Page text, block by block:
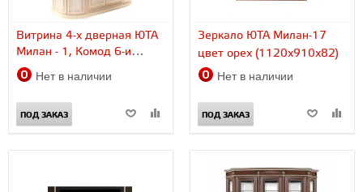
Витрина 4-х дверная ЮТА
Милан - 1, Комод 6-и
дверный Милан - 2...
Нет в наличии
ПОД ЗАКАЗ
Зеркало ЮТА Милан-17
цвет орех (1120х910х82)
Нет в наличии
ПОД ЗАКАЗ